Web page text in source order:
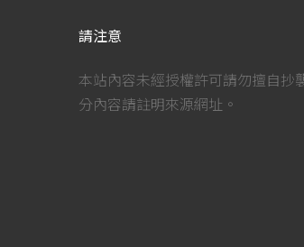
請注意
本站內容未經授權許可請勿擅自抄
分內容請註明來源網址。